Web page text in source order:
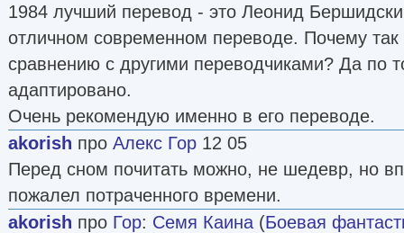
1984 лучший перевод - это Леонид
отличном современном переводе. Почему так
сравнению с другими переводчиками? Да по
адаптировано.
Очень рекомендую именно в его переводе.
akorish про Алекс Гор 12 05
Перед сном почитать можно, не шедевр, но
пожалел потраченного времени.
akorish про Гор: Семя Каина (Боевая